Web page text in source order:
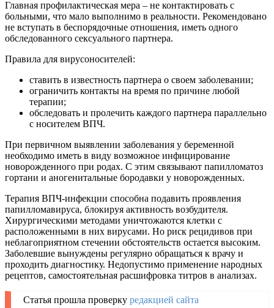
Главная профилактическая мера – не контактировать с
больными, что мало выполнимо в реальности. Рекомендовано
не вступать в беспорядочные отношения, иметь одного
обследованного сексуального партнера.
Правила для вирусоносителей:
ставить в известность партнера о своем заболевании;
ограничить контакты на время по причине любой
терапии;
обследовать и пролечить каждого партнера параллельно
с носителем ВПЧ.
При первичном выявлении заболевания у беременной
необходимо иметь в виду возможное инфицирование
новорожденного при родах. С этим связывают папилломатоз
гортани и аногенитальные бородавки у новорожденных.
Терапия ВПЧ-инфекции способна подавить проявления
папилломавируса, блокируя активность возбудителя.
Хирургическими методами уничтожаются клетки с
расположенными в них вирусами. Но риск рецидивов при
неблагоприятном стечении обстоятельств остается высоким.
Заболевшие вынуждены регулярно обращаться к врачу и
проходить диагностику. Недопустимо применение народных
рецептов, самостоятельная расшифровка титров в анализах.
Статья прошла проверку редакцией сайта